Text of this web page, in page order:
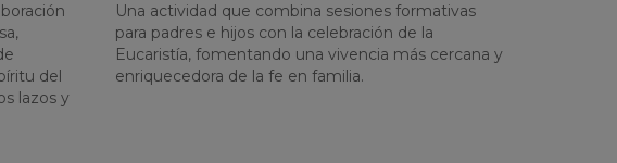
del
lazos y
Una actividad que combina sesiones formativas
para padres e hijos con la celebración de la
Eucaristía, fomentando una vivencia más cercana y
enriquecedora de la fe en familia.